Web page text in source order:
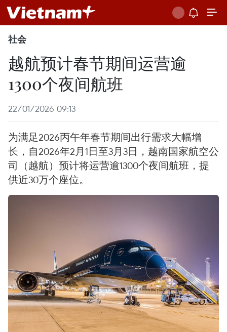
社会
越航预计春节期间运营逾
1300个夜间航班
22/01/2026 09:13
为满足2026丙午年春节期间出行需求大幅增
长，自2026年2月1日至3月3日，越南国家航空公
司（越航）预计将运营逾1300个夜间航班，提
供近30万个座位。